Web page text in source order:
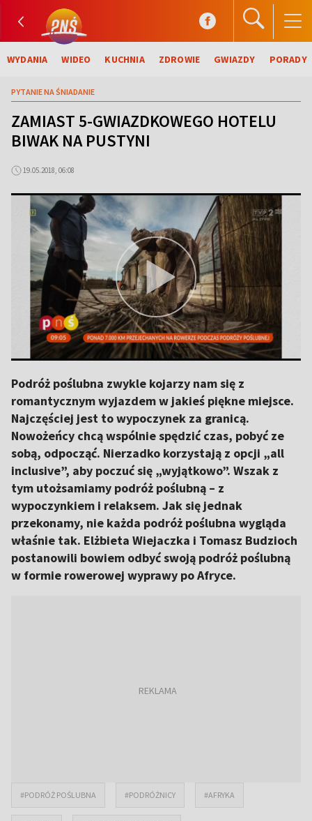
WYDANIA WIDEO KUCHNIA ZDROWIE GWIAZDY PORADY
PYTANIE NA ŚNIADANIE
ZAMIAST 5-GWIAZDKOWEGO HOTELU
BIWAK NA PUSTYNI
19.05.2018, 06:08
Podróż poślubna zwykle kojarzy nam się z
romantycznym wyjazdem w jakieś piękne miejsce.
Najczęściej jest to wypoczynek za granicą.
Nowożeńcy chcą wspólnie spędzić czas, pobyć ze
sobą, odpocząć. Nierzadko korzystają z opcji „all
inclusive”, aby poczuć się „wyjątkowo”. Wszak z
tym utożsamiamy podróż poślubną – z
wypoczynkiem i relaksem. Jak się jednak
przekonamy, nie każda podróż poślubna wygląda
właśnie tak. Elżbieta Wiejaczka i Tomasz Budzioch
postanowili bowiem odbyć swoją podróż poślubną
w formie rowerowej wyprawy po Afryce.
#PODRÓŻ POŚLUBNA #PODRÓŻNICY #AFRYKA